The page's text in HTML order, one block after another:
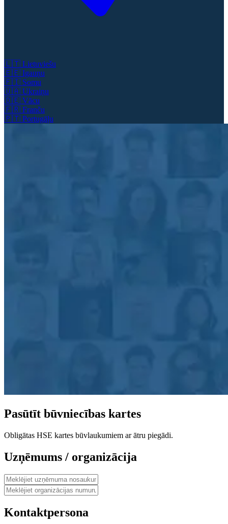
🇱🇹 Lietuviešu
🇪🇪 Igauņu
🇫🇮 Somu
🇺🇦 Ukraiņu
🇩🇪 Vācu
🇫🇷 Franču
🇵🇹 Portugāļu
Pasūtīt būvniecības kartes
Obligātas HSE kartes būvlaukumiem ar ātru piegādi.
Uzņēmums / organizācija
Kontaktpersona